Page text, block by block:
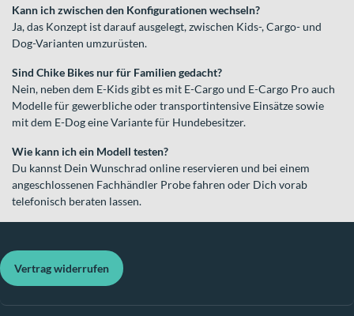
Kann ich zwischen den Konfigurationen wechseln?
Ja, das Konzept ist darauf ausgelegt, zwischen Kids-, Cargo- und
Dog-Varianten umzurüsten.
Sind Chike Bikes nur für Familien gedacht?
Nein, neben dem E-Kids gibt es mit E-Cargo und E-Cargo Pro auch
Modelle für gewerbliche oder transportintensive Einsätze sowie
mit dem E-Dog eine Variante für Hundebesitzer.
Wie kann ich ein Modell testen?
Du kannst Dein Wunschrad online reservieren und bei einem
angeschlossenen Fachhändler Probe fahren oder Dich vorab
telefonisch beraten lassen.
Vertrag widerrufen